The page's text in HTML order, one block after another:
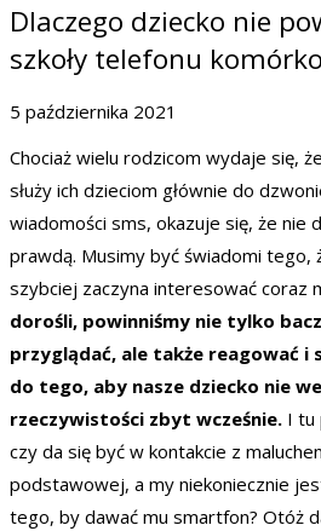
Dlaczego dziecko nie
szkoły telefonu
5 października 2021
Chociaż wielu rodzicom wydaje się,
służy ich dzieciom głównie do
wiadomości sms, okazuje się, że nie
prawdą. Musimy być świadomi tego,
szybciej zaczyna interesować coraz
dorośli, powinniśmy nie tylko
przyglądać, ale także reagować i
do tego, aby nasze dziecko nie
rzeczywistości zbyt wcześnie. I tu
czy da się być w kontakcie z
podstawowej, a my niekoniecznie
tego, by dawać mu smartfon? Otóż